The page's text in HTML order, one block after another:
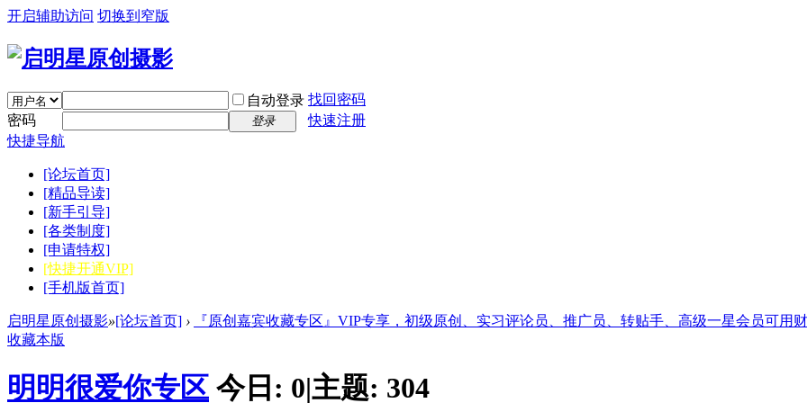
开启辅助访问 切换到窄版
自动登录 找回密码
密码
登录
快速注册
快捷导航
[论坛首页]
[精品导读]
[新手引导]
[各类制度]
[申请特权]
[快捷开通VIP]
[手机版首页]
启明星原创摄影»[论坛首页] › 『原创嘉宾收藏专区』VIP专享，初级原创、实习评论员、推广员、转贴手、高级一星会员可用
收藏本版
明明很爱你专区 今日: 0|主题: 304